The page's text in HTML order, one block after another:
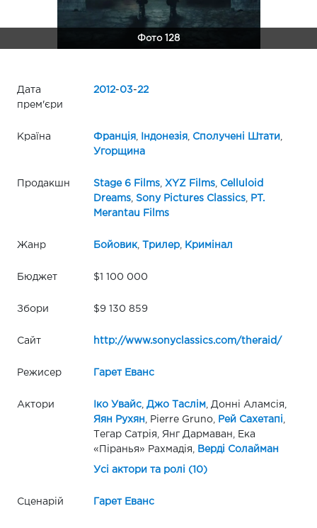
Фото 128
Дата
прем'єри
2012-03-22
Країна Франція, Індонезія, Сполучені Штати
Угорщина
Продакшн Stage 6 Films, XYZ Films,
Celluloid
Dreams, Sony Pictures Classics,
PT.
Merantau Films
Жанр Бойовик, Трилер, Кримінал
Бюджет $1 100 000
Збори $9 130 859
Сайт http://www.sonyclassics.com/theraid/
Режисер Гарет Еванс
Актори Іко Увайс, Джо Таслім, Донні Аламсія,
Яян Рухян , Pierre Gruno, Рей Сахетапі
Тегар Сатрія, Янг Дармаван, Ека
«Піранья» Рахмадія,
Верді Солайман
Усі актори та ролі (10)
Сценарій Гарет Еванс